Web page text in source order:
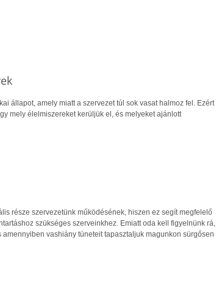
állapot, amely miatt a szervezet túl sok vasat halmoz fel. Ezért
mely élelmiszereket kerüljük el, és melyeket ajánlott
része szervezetünk működésének, hiszen ez segít megfelelő
szükséges szerveinkhez. Emiatt oda kell figyelnünk rá,
vashiány tüneteit tapasztaljuk magunkon sürgősen